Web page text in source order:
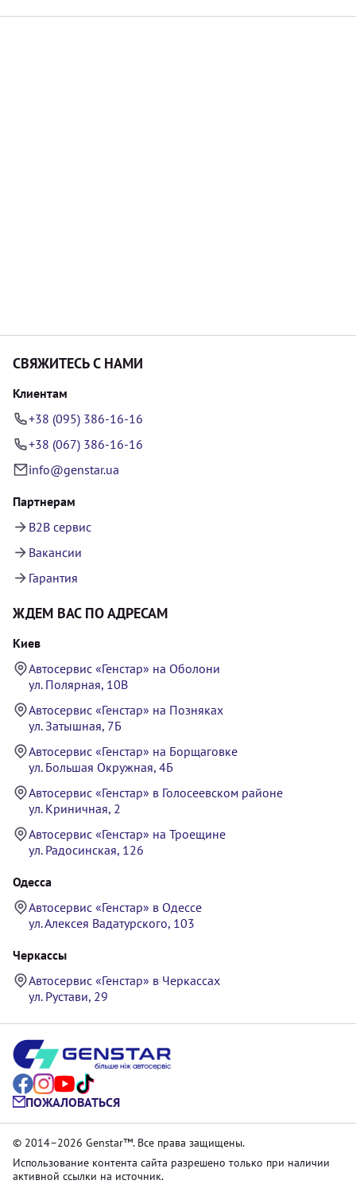
СВЯЖИТЕСЬ С НАМИ
Клиентам
+38 (095) 386-16-16
+38 (067) 386-16-16
info@genstar.ua
Партнерам
B2B сервис
Вакансии
Гарантия
ЖДЕМ ВАС ПО АДРЕСАМ
Киев
Автосервис «Генстар» на Оболони
ул. Полярная, 10В
Автосервис «Генстар» на Позняках
ул. Затышная, 7Б
Автосервис «Генстар» на Борщаговке
ул. Большая Окружная, 4Б
Автосервис «Генстар» в Голосеевском районе
ул. Криничная, 2
Автосервис «Генстар» на Троещине
ул. Радосинская, 126
Одесса
Автосервис «Генстар» в Одессе
ул. Алексея Вадатурского, 103
Черкассы
Автосервис «Генстар» в Черкассах
ул. Рустави, 29
ПОЖАЛОВАТЬСЯ
© 2014–2026 Genstar™. Все права защищены.
Использование контента сайта разрешено только при наличии
активной ссылки на источник.